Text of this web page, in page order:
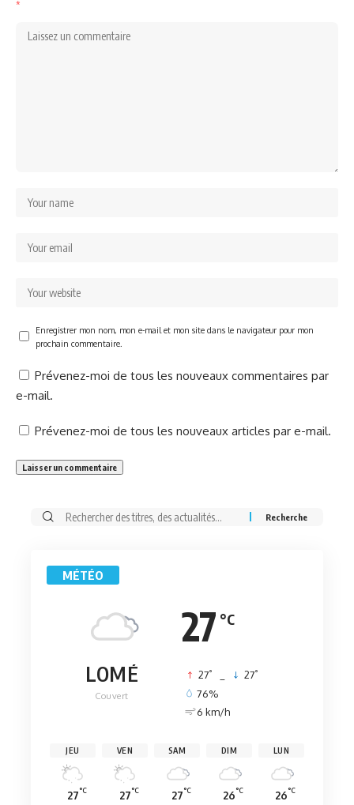
*
Enregistrer mon nom, mon e-mail et mon site dans le navigateur pour mon
prochain commentaire.
Prévenez-moi de tous les nouveaux commentaires par
e-mail.
Prévenez-moi de tous les nouveaux articles par e-mail.
Rechercher:
MÉTÉO
27 °C
LOMÉ
Couvert
27° 27°
76%
6 km/h
JEU
27°C
VEN
27°C
SAM
27°C
DIM
26°C
LUN
26°C